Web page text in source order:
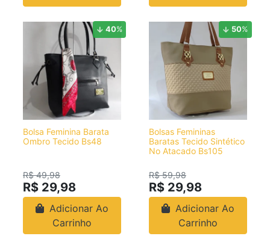
40%
Bolsa Feminina Barata
Ombro Tecido Bs48
R$ 49,98
R$ 29,98
Adicionar Ao
Carrinho
50%
Bolsas Femininas
Baratas Tecido Sintético
No Atacado Bs105
R$ 59,98
R$ 29,98
Adicionar Ao
Carrinho